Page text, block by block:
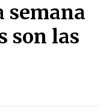
semana
son las